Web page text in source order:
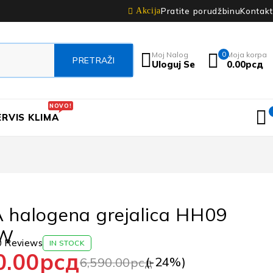
AkcijaPratite porudžbinuKontakt
Moj Nalog
Uloguj Se
0 Moja korpa
0.00рсд
KLIMA
NOVO!
halogena grejalica HH09
Reviews IN STOCK
6,590.00рсд
рсд (-24%)